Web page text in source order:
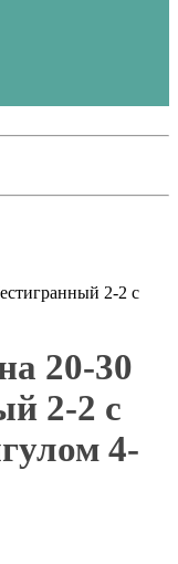
2-2 с
20-30
2-2 с
4-